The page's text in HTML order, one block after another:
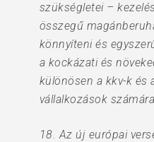
szükségletei –
összegű
könnyíteni és
a kockázati és
különösen a kkv-k és
vállalkozások
18. Az új európai